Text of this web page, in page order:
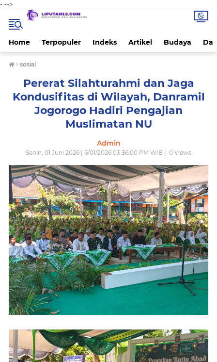
- -->
Home Terpopuler Indeks Artikel Budaya
› sosial
Pererat Silahturahmi dan Jaga
Kondusifitas di Wilayah, Danramil
Jogorogo Hadiri Pengajian
Muslimatan NU
Admin
Senin, 01 Juni 2026 | 6/01/2026 03:36:00 PM WIB | 0 Views